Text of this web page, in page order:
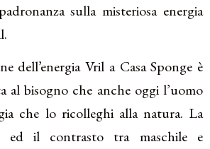
sulla misteriosa energia
dell’energia Vril a Casa Sponge è
al bisogno che anche oggi l’uomo
che lo ricolleghi alla natura. La
ed il contrasto tra maschile e